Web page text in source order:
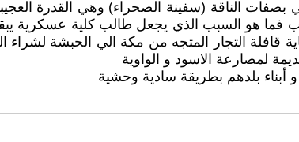
الناقة (سفينة الصحراء) وهي القدرة
فما هو السبب الذي يجعل طالب كلية
التجار المتجه من مكة الي الحبشة لشراء
لمصارعة الاسود و الواوية
بلدهم بطريقة سادية وحشية